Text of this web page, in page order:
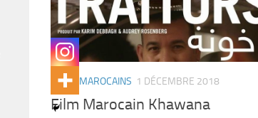
FILMS MAROCAINS 1 DÉCEMBRE 2018
Film Marocain Khawana